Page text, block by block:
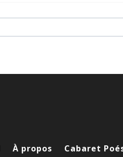
À propos Cabaret